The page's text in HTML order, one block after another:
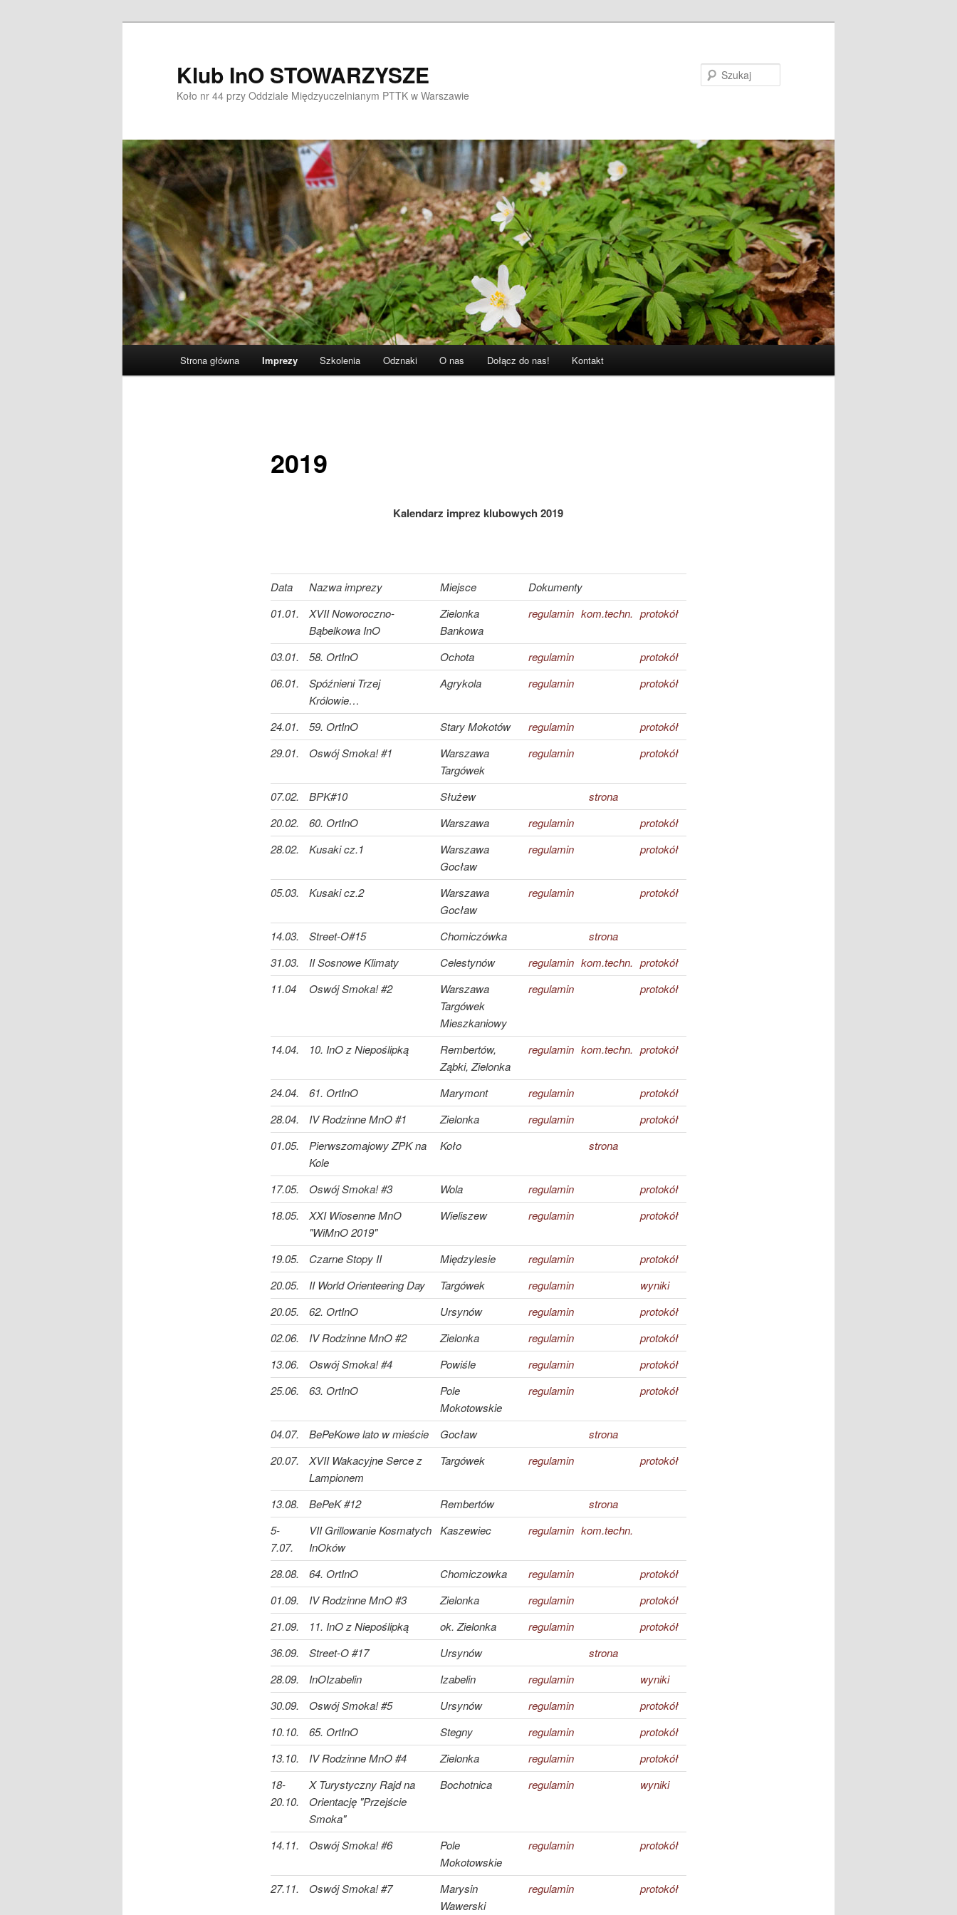
Klub InO STOWARZYSZE
Koło nr 44 przy Oddziale Międzyuczelnianym PTTK w Warszawie
Strona główna Imprezy Szkolenia Odznaki O nas Dołącz do nas! Kontakt
2019
Kalendarz imprez klubowych 2019
Data Nazwa imprezy Miejsce
Dokumenty
01.01.
XVII Noworoczno-
Bąbelkowa InO
Zielonka
Bankowa
regulamin kom.techn. protokół
03.01. 58. OrtInO Ochota regulamin
protokół
06.01.
Spóźnieni Trzej
Królowie…
Agrykola regulamin protokół
24.01. 59. OrtInO Stary Mokotów regulamin
protokół
29.01.
Oswój Smoka! #1
Warszawa
Targówek
regulamin protokół
07.02. BPK#10 Służew
strona
20.02.
60. OrtInO Warszawa regulamin
protokół
28.02.
Kusaki cz.1
Warszawa
Gocław
regulamin protokół
05.03. Kusaki cz.2
Warszawa
Gocław
regulamin protokół
14.03. Street-O#15 Chomiczówka
strona
31.03.
II Sosnowe Klimaty Celestynów regulamin kom.techn. protokół
11.04
Oswój Smoka! #2
Warszawa
Targówek
Mieszkaniowy
regulamin protokół
14.04. 10. InO z Niepoślipką
Rembertów,
Ząbki, Zielonka
regulamin kom.techn. protokół
24.04. 61. OrtInO Marymont regulamin
protokół
28.04.
IV Rodzinne MnO #1 Zielonka regulamin
protokół
01.05.
Pierwszomajowy ZPK na
Kole
Koło strona
17.05. Oswój Smoka! #3 Wola regulamin
protokół
18.05.
XXI Wiosenne MnO
"WiMnO 2019"
Wieliszew regulamin protokół
19.05. Czarne Stopy II Międzylesie regulamin
protokół
20.05.
II World Orienteering Day Targówek regulamin
wyniki
20.05.
62. OrtInO Ursynów regulamin
protokół
02.06.
IV Rodzinne MnO #2 Zielonka regulamin
protokół
13.06.
Oswój Smoka! #4 Powiśle regulamin
protokół
25.06.
63. OrtInO
Pole
Mokotowskie
regulamin protokół
04.07. BePeKowe lato w mieście Gocław
strona
20.07.
XVII Wakacyjne Serce z
Lampionem
Targówek regulamin protokół
13.08. BePeK #12 Rembertów
strona
5-
7.07.
VII Grillowanie Kosmatych
InOków
Kaszewiec regulamin kom.techn.
28.08. 64. OrtInO Chomiczowka regulamin
protokół
01.09.
IV Rodzinne MnO #3 Zielonka regulamin
protokół
21.09.
11. InO z Niepoślipką ok. Zielonka regulamin
protokół
36.09.
Street-O #17 Ursynów
strona
28.09.
InOIzabelin Izabelin regulamin
wyniki
30.09.
Oswój Smoka! #5 Ursynów regulamin
protokół
10.10.
65. OrtInO Stegny regulamin
protokół
13.10.
IV Rodzinne MnO #4 Zielonka regulamin
protokół
18-
20.10.
X Turystyczny Rajd na
Orientację "Przejście
Smoka"
Bochotnica regulamin wyniki
14.11. Oswój Smoka! #6
Pole
Mokotowskie
regulamin protokół
27.11. Oswój Smoka! #7
Marysin
Wawerski
regulamin protokół